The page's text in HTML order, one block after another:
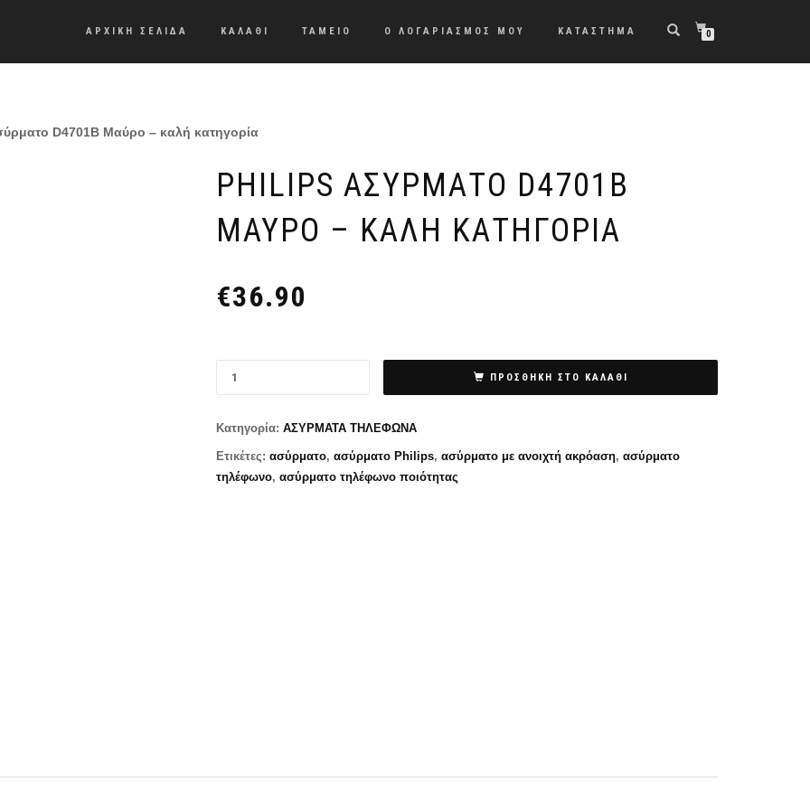
ΑΡΧΙΚΗ ΣΕΛΙΔΑ ΚΑΛΑΘΙ ΤΑΜΕΙΟ Ο ΛΟΓΑΡΙΑΣΜΟΣ ΜΟΥ ΚΑΤΑΣΤΗΜΑ 0
D4701Β Μαύρο – καλή κατηγορία
PHILIPS ΑΣΎΡΜΑΤΟ D4701Β
ΜΑΎΡΟ – ΚΑΛΉ ΚΑΤΗΓΟΡΊΑ
€36.90
ΠΡΟΣΘΉΚΗ ΣΤΟ ΚΑΛΆΘΙ
Κατηγορία: ΑΣΥΡΜΑΤΑ ΤΗΛΕΦΩΝΑ
Ετικέτες: ασύρματο, ασύρματο Philips, ασύρματο με ανοιχτή ακρόαση, ασύρματο
τηλέφωνο, ασύρματο τηλέφωνο ποιότητας